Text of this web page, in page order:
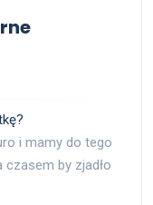
i mamy do tego
czasem by zjadło